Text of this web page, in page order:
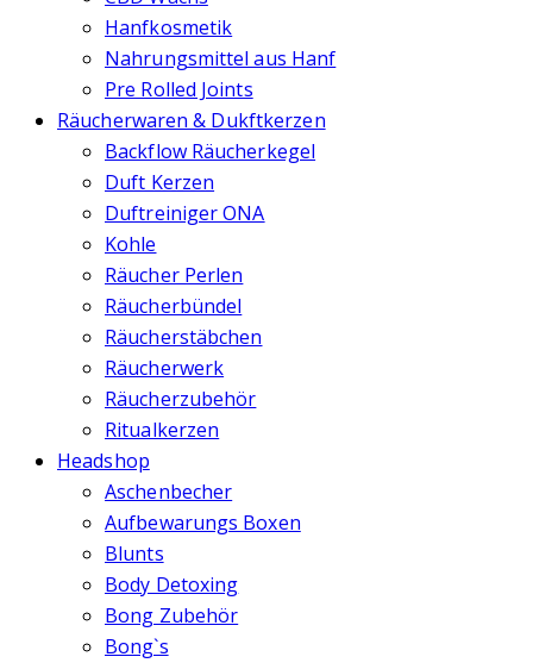
Hanfkosmetik
Nahrungsmittel aus Hanf
Pre Rolled Joints
Räucherwaren & Dukftkerzen
Backflow Räucherkegel
Duft Kerzen
Duftreiniger ONA
Kohle
Räucher Perlen
Räucherbündel
Räucherstäbchen
Räucherwerk
Räucherzubehör
Ritualkerzen
Headshop
Aschenbecher
Aufbewarungs Boxen
Blunts
Body Detoxing
Bong Zubehör
Bong`s